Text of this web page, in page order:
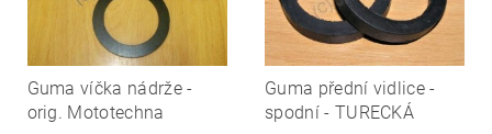
Guma víčka nádrže -
orig. Mototechna
Guma přední vidlice -
spodní - TURECKÁ